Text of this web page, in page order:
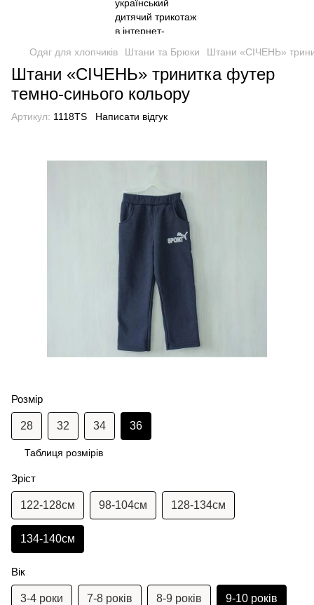
Одяг для хлопчиків Штани та Брюки Штани «СІЧЕНЬ»
Штани «СІЧЕНЬ» тринитка футер
темно-синього кольору
Артикул: 1118TS Написати відгук
Розмір
28 32 34 36
Таблиця розмірів
Зріст
122-128см 98-104см 128-134см
134-140см
Вік
3-4 роки 7-8 років 8-9 років 9-10 років